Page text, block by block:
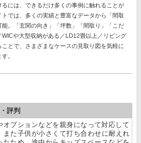
には、できるだけ多くの事例に触れることが
では、多くの実績と豊富なデータから
「間取
能。「玄関の向き」「坪数」「間取り」「こだ
や大型収納がある／LD12畳以上／リビング
とで、さまざまなケースの見取り図を気軽に
。
評判
オプションなどを親身になって対応して
また子供が小さくて打ち合わせに耐えれ